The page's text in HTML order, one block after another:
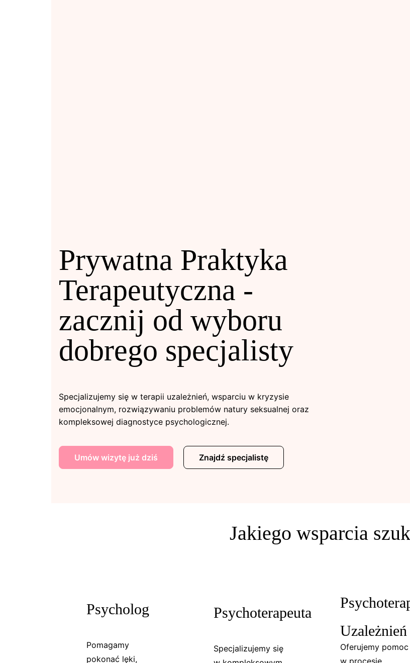
Prywatna Praktyka
Terapeutyczna -
zacznij od wyboru
dobrego specjalisty
Specjalizujemy się w terapii uzależnień, wsparciu w kryzysie
emocjonalnym, rozwiązywaniu problemów natury seksualnej oraz
kompleksowej diagnostyce psychologicznej.
Umów wizytę już dziś Znajdź specjalistę
Jakiego wsparcia
Psycholog
Pomagamy
pokonać lęki,
Psychoterapeuta
Specjalizujemy się
Uzależnień
Oferujemy pomoc
w procesie